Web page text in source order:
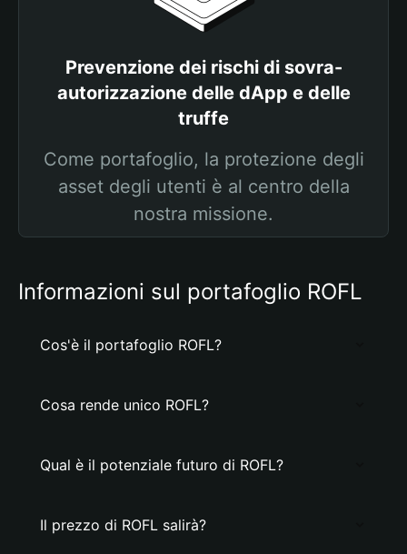
Prevenzione dei rischi di sovra-
autorizzazione delle dApp e delle
truffe
Come portafoglio, la protezione degli
asset degli utenti è al centro della
nostra missione.
Informazioni sul portafoglio ROFL
Cos'è il portafoglio ROFL?
Cosa rende unico ROFL?
Qual è il potenziale futuro di ROFL?
Il prezzo di ROFL salirà?